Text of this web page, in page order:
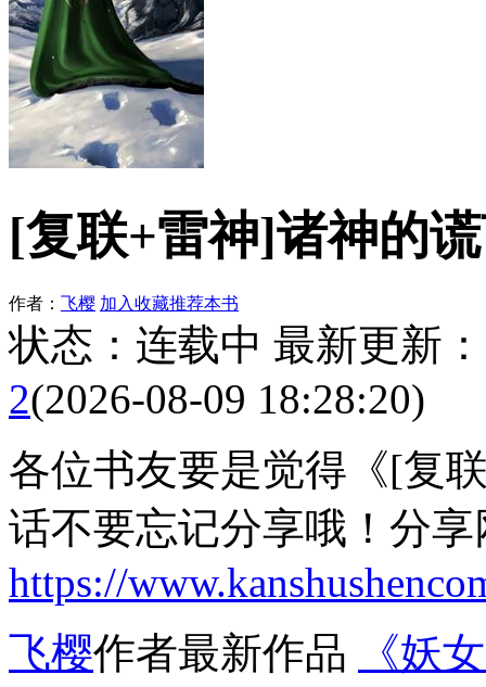
[复联+雷神]诸神的
作者： 飞樱 加入收藏推荐本书
状态：连载中 最新更新
2(2026-08-09 18:28:20)
各位书友要是觉得《[复
话不要忘记分享哦！分享
https://
飞樱作者最新作品
《妖